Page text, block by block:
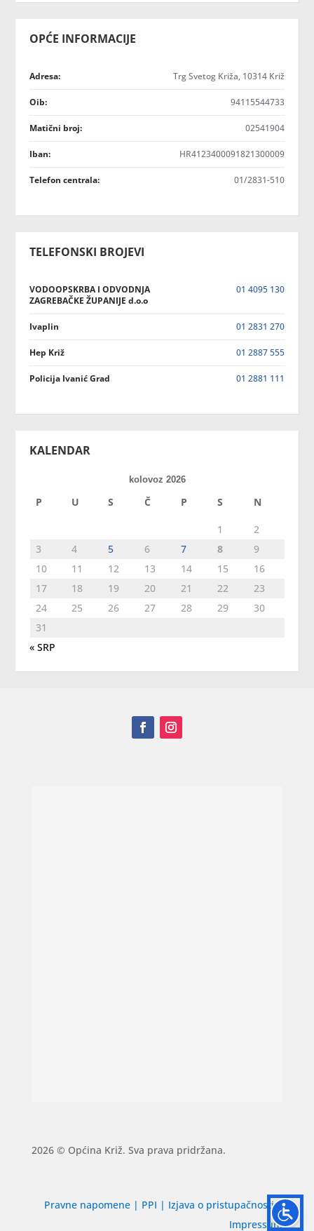
OPĆE INFORMACIJE
Adresa: Trg Svetog Križa, 10314 Križ
Oib: 94115544733
Matični broj: 02541904
Iban: HR4123400091821300009
Telefon centrala: 01/2831-510
TELEFONSKI BROJEVI
VODOOPSKRBA I ODVODNJA
ZAGREBAČKE ŽUPANIJE d.o.o
01 4095 130
Ivaplin 01 2831 270
Hep Križ 01 2887 555
Policija Ivanić Grad 01 2881 111
KALENDAR
kolovoz 2026
P U S Č P S N
1
2
3
4 5 6 7 8
9
10
11 12 13 14 15
16
17
18 19 20 21 22
23
24
25 26 27 28 29
30
31
« SRP
2026 © Općina Križ. Sva prava pridržana.
Pravne napomene | PPI | Izjava o pristupačnosti|
Impressum